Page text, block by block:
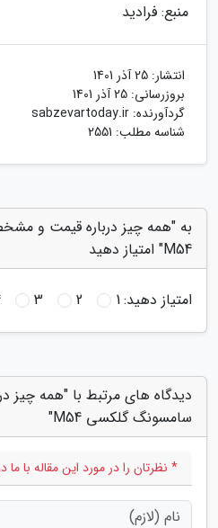
منبع: فرادید
انتشار: 25 آذر 1401
بروزرسانی: 25 آذر 1401
گردآورنده: sabzevartoday.ir
شناسه مطلب: 2551
به "همه چیز درباره قیمت و
M54" امتیاز دهید
امتیاز دهید:1
2
3
دیدگاه های مرتبط با "همه
سامسونگ گلکسی M54"
* نظرتان را در مورد این مقاله با ما